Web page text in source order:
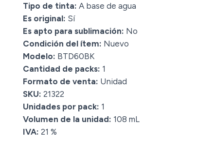
Tipo de tinta: A base de agua
Es original: Sí
Es apto para sublimación: No
Condición del ítem: Nuevo
Modelo: BTD60BK
Cantidad de packs: 1
Formato de venta: Unidad
SKU: 21322
Unidades por pack: 1
Volumen de la unidad: 108 mL
IVA: 21 %